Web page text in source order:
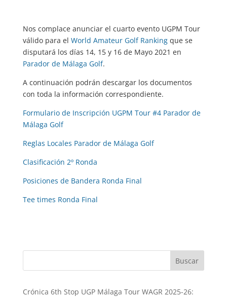
Nos complace anunciar el cuarto evento UGPM Tour
válido para el World Amateur Golf Rankingque se
disputará los días 14, 15 y 16 de Mayo 2021 en
Parador de Málaga Golf.
A continuación podrán descargar los documentos
con toda la información correspondiente.
Formulario de Inscripción UGPM Tour #4 Parador de
Málaga Golf
Reglas Locales Parador de Málaga Golf
Clasificación 2º Ronda
Posiciones de Bandera Ronda Final
Tee times Ronda Final
Buscar
Crónica 6th Stop UGP Málaga Tour WAGR 2025-26: